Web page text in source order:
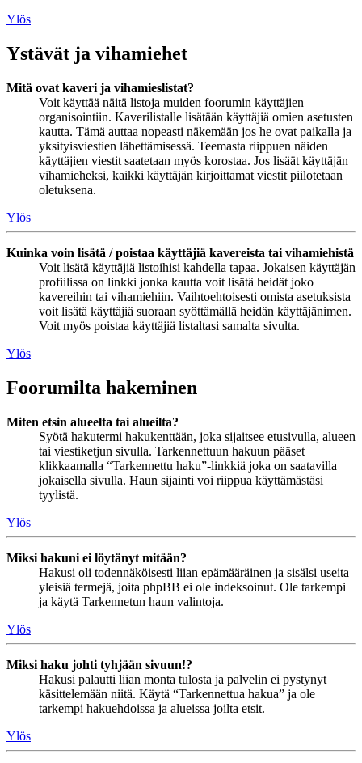
Ylös
Ystävät ja vihamiehet
Mitä ovat kaveri ja vihamieslistat?
Voit käyttää näitä listoja muiden foorumin käyttäjien
organisointiin. Kaverilistalle lisätään käyttäjiä omien asetusten
kautta. Tämä auttaa nopeasti näkemään jos he ovat paikalla ja
yksityisviestien lähettämisessä. Teemasta riippuen näiden
käyttäjien viestit saatetaan myös korostaa. Jos lisäät käyttäjän
vihamieheksi, kaikki käyttäjän kirjoittamat viestit piilotetaan
oletuksena.
Ylös
Kuinka voin lisätä / poistaa käyttäjiä kavereista tai vihamiehistä
Voit lisätä käyttäjiä listoihisi kahdella tapaa. Jokaisen käyttäjän
profiilissa on linkki jonka kautta voit lisätä heidät joko
kavereihin tai vihamiehiin. Vaihtoehtoisesti omista asetuksista
voit lisätä käyttäjiä suoraan syöttämällä heidän käyttäjänimen.
Voit myös poistaa käyttäjiä listaltasi samalta sivulta.
Ylös
Foorumilta hakeminen
Miten etsin alueelta tai alueilta?
Syötä hakutermi hakukenttään, joka sijaitsee etusivulla, alueen
tai viestiketjun sivulla. Tarkennettuun hakuun pääset
klikkaamalla “Tarkennettu haku”-linkkiä joka on saatavilla
jokaisella sivulla. Haun sijainti voi riippua käyttämästäsi
tyylistä.
Ylös
Miksi hakuni ei löytänyt mitään?
Hakusi oli todennäköisesti liian epämääräinen ja sisälsi useita
yleisiä termejä, joita phpBB ei ole indeksoinut. Ole tarkempi
ja käytä Tarkennetun haun valintoja.
Ylös
Miksi haku johti tyhjään sivuun!?
Hakusi palautti liian monta tulosta ja palvelin ei pystynyt
käsittelemään niitä. Käytä “Tarkennettua hakua” ja ole
tarkempi hakuehdoissa ja alueissa joilta etsit.
Ylös